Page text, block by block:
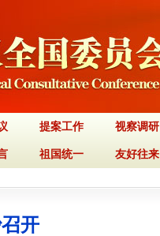
提案工作 视察调研
祖国统一 友好往来
开